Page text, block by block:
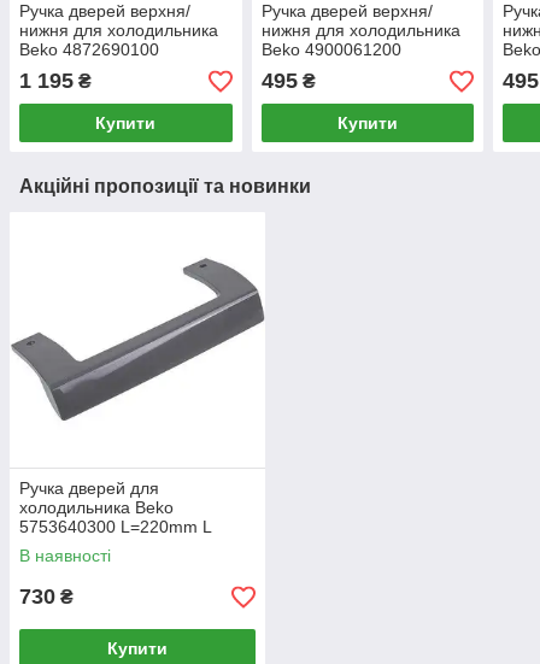
Ручка дверей верхня/
нижня для холодильника
Beko 4872690100
1 195 ₴
Купити
Ручка дверей верхня/
нижня для холодильника
Beko 4900061200
L=260mm
L(кріплень)=225mm сіра
495₴
Купити
495
Акційні пропозиції та новинки
Ручка дверей для
холодильника Beko
5753640300 L=220mm L
кріплень=192mm
В наявності
730 ₴
Купити